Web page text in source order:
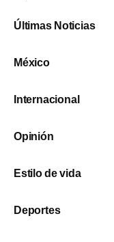
Últimas Noticias
México
Internacional
Opinión
Estilo de vida
Deportes